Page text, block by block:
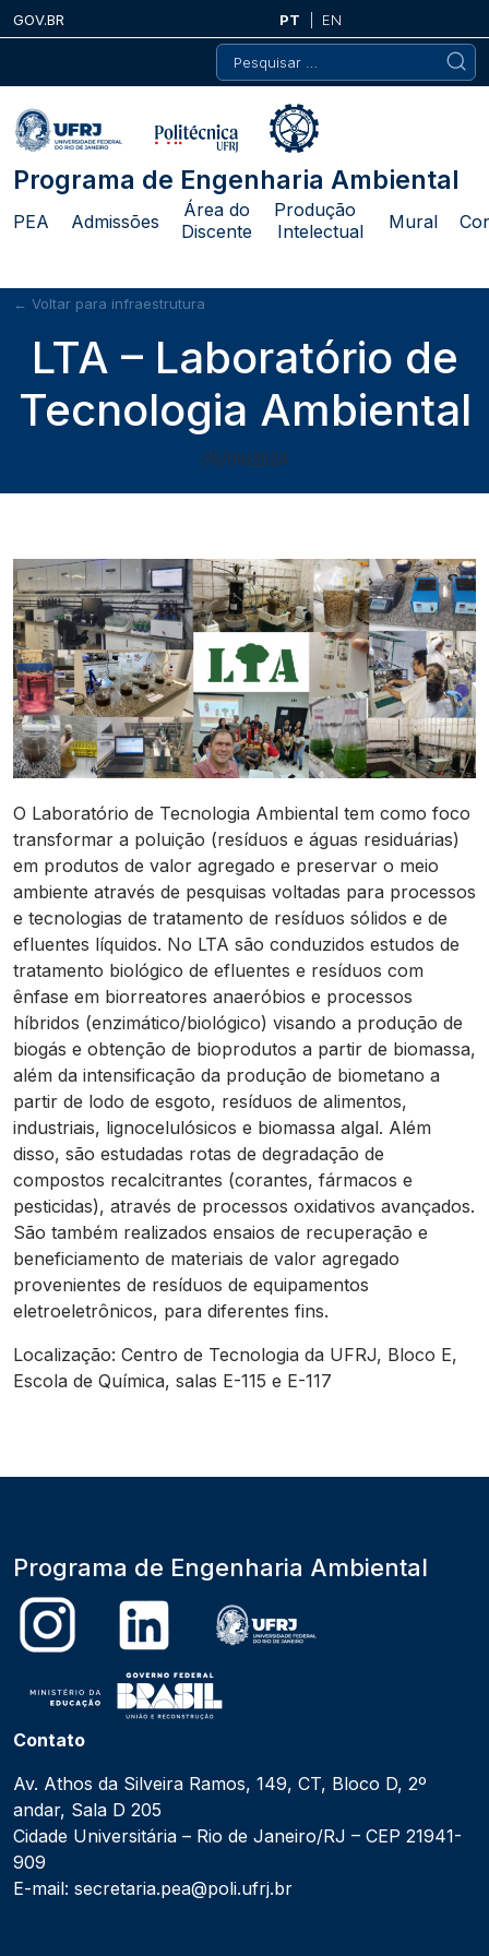
Skip
to
GOV.BR PT
EN
Pesquisar
por:
Programa de Engenharia Ambiental
PEA Admissões
Área do
Discente
Produção
Intelectual
Mural
← Voltar para infraestrutura
LTA – Laboratório de
Tecnologia Ambiental
05/09/2024
O Laboratório de Tecnologia Ambiental tem como foco
transformar a poluição (resíduos e águas residuárias)
em produtos de valor agregado e preservar o meio
ambiente através de pesquisas voltadas para processos
e tecnologias de tratamento de resíduos sólidos e de
efluentes líquidos. No LTA são conduzidos estudos de
tratamento biológico de efluentes e resíduos com
ênfase em biorreatores anaeróbios e processos
híbridos (enzimático/biológico) visando a produção de
biogás e obtenção de bioprodutos a partir de biomassa,
além da intensificação da produção de biometano a
partir de lodo de esgoto, resíduos de alimentos,
industriais, lignocelulósicos e biomassa algal. Além
disso, são estudadas rotas de degradação de
compostos recalcitrantes (corantes, fármacos e
pesticidas), através de processos oxidativos avançados.
São também realizados ensaios de recuperação e
beneficiamento de materiais de valor agregado
provenientes de resíduos de equipamentos
eletroeletrônicos, para diferentes fins.
Localização: Centro de Tecnologia da UFRJ, Bloco E,
Escola de Química, salas E-115 e E-117
Programa de Engenharia Ambiental
Contato
Av. Athos da Silveira Ramos, 149, CT, Bloco D, 2º
andar, Sala D 205
Cidade Universitária – Rio de Janeiro/RJ – CEP 21941-
909
E-mail: secretaria.pea@poli.ufrj.br